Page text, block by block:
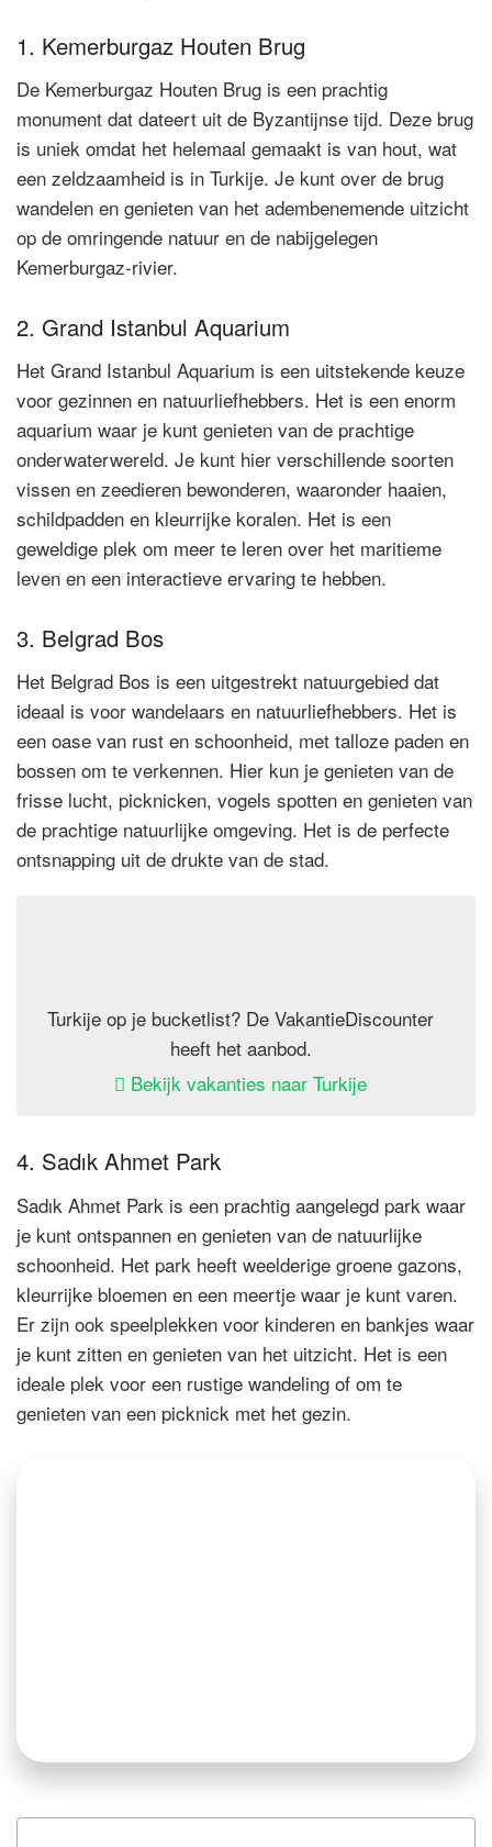
1. Kemerburgaz Houten Brug
De Kemerburgaz Houten Brug is een prachtig
monument dat dateert uit de Byzantijnse tijd. Deze brug
is uniek omdat het helemaal gemaakt is van hout, wat
een zeldzaamheid is in Turkije. Je kunt over de brug
wandelen en genieten van het adembenemende uitzicht
op de omringende natuur en de nabijgelegen
Kemerburgaz-rivier.
2. Grand Istanbul Aquarium
Het Grand Istanbul Aquarium is een uitstekende keuze
voor gezinnen en natuurliefhebbers. Het is een enorm
aquarium waar je kunt genieten van de prachtige
onderwaterwereld. Je kunt hier verschillende soorten
vissen en zeedieren bewonderen, waaronder haaien,
schildpadden en kleurrijke koralen. Het is een
geweldige plek om meer te leren over het maritieme
leven en een interactieve ervaring te hebben.
3. Belgrad Bos
Het Belgrad Bos is een uitgestrekt natuurgebied dat
ideaal is voor wandelaars en natuurliefhebbers. Het is
een oase van rust en schoonheid, met talloze paden en
bossen om te verkennen. Hier kun je genieten van de
frisse lucht, picknicken, vogels spotten en genieten van
de prachtige natuurlijke omgeving. Het is de perfecte
ontsnapping uit de drukte van de stad.
Turkije op je bucketlist? De VakantieDiscounter
heeft het aanbod.
Bekijk vakanties naar Turkije
4. Sadık Ahmet Park
Sadık Ahmet Park is een prachtig aangelegd park waar
je kunt ontspannen en genieten van de natuurlijke
schoonheid. Het park heeft weelderige groene gazons,
kleurrijke bloemen en een meertje waar je kunt varen.
Er zijn ook speelplekken voor kinderen en bankjes waar
je kunt zitten en genieten van het uitzicht. Het is een
ideale plek voor een rustige wandeling of om te
genieten van een picknick met het gezin.